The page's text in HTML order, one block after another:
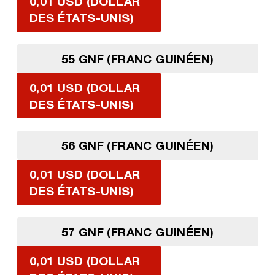
DES ÉTATS-UNIS)
55 GNF (FRANC GUINÉEN)
0,01 USD (DOLLAR
DES ÉTATS-UNIS)
56 GNF (FRANC GUINÉEN)
0,01 USD (DOLLAR
DES ÉTATS-UNIS)
57 GNF (FRANC GUINÉEN)
0,01 USD (DOLLAR